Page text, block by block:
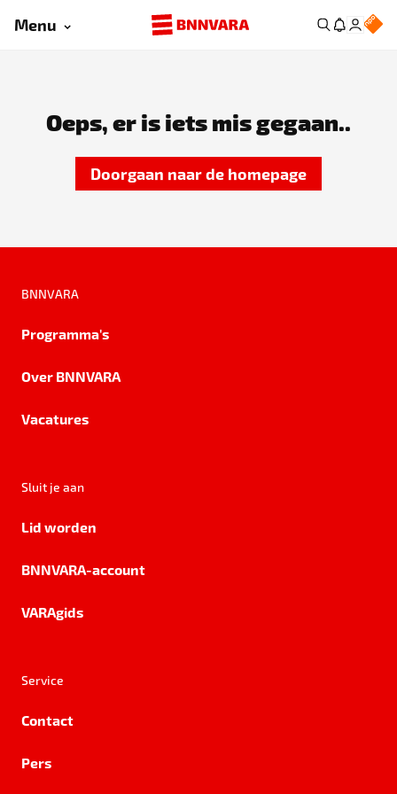
Menu
Oeps, er is iets mis gegaan..
Doorgaan naar de homepage
BNNVARA
Programma's
Over BNNVARA
Vacatures
Sluit je aan
Lid worden
BNNVARA-account
VARAgids
Service
Contact
Pers